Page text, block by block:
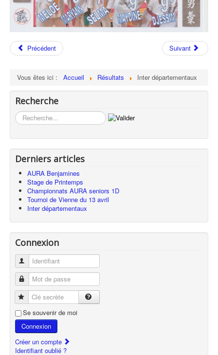
Précédent Suivant
Vous êtes ici : Accueil Résultats Inter départementaux
Recherche
Rechercher
Derniers articles
AURA Benjamines
Stage de Printemps
Championnats AURA seniors 1D
Tournoi de Vienne du 13 avril
Inter départementaux
Connexion
Identifiant
Mot de passe
Clé secrète
Se souvenir de moi
Connexion
Créer un compte
Identifiant oublié ?